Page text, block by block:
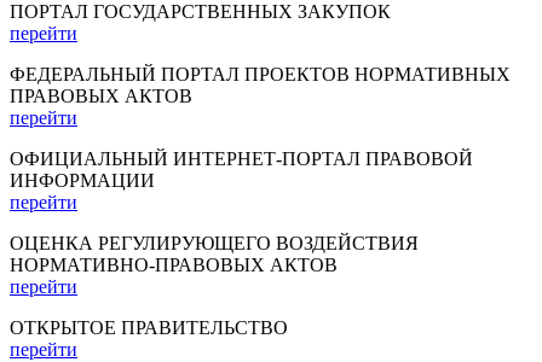
ПОРТАЛ ГОСУДАРСТВЕННЫХ ЗАКУПОК
перейти
ФЕДЕРАЛЬНЫЙ ПОРТАЛ ПРОЕКТОВ НОРМАТИВНЫХ
ПРАВОВЫХ АКТОВ
перейти
ОФИЦИАЛЬНЫЙ ИНТЕРНЕТ-ПОРТАЛ ПРАВОВОЙ
ИНФОРМАЦИИ
перейти
ОЦЕНКА РЕГУЛИРУЮЩЕГО ВОЗДЕЙСТВИЯ
НОРМАТИВНО-ПРАВОВЫХ АКТОВ
перейти
ОТКРЫТОЕ ПРАВИТЕЛЬСТВО
перейти